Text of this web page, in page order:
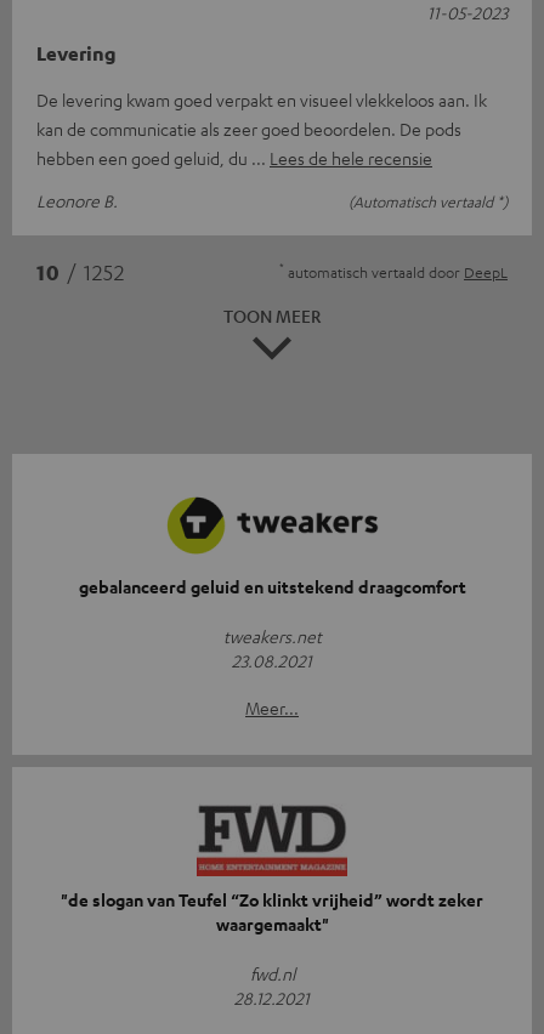
Levering
De levering kwam goed verpakt en visueel vlekkeloos aan. Ik
kan de communicatie als zeer goed beoordelen. De pods
hebben een goed geluid, du
Lees de hele recensie
Leonore B.
(Automatisch vertaald *)
11-05-2023
10 / 1252 * automatisch vertaald door DeepL
TOON MEER
gebalanceerd geluid en uitstekend draagcomfort
tweakers.net
23.08.2021
Meer...
"de slogan van Teufel “Zo klinkt vrijheid” wordt zeker
waargemaakt"
fwd.nl
28.12.2021